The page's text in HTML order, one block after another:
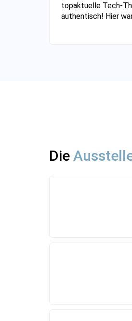
topaktuelle Tech-
authentisch! Hier
Die